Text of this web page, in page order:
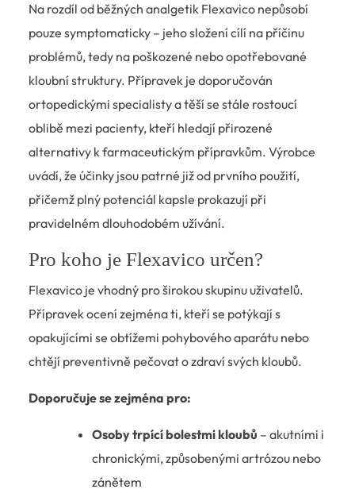
Na rozdíl od běžných analgetik Flexavico nepůsobí
pouze symptomaticky – jeho složení cílí na příčinu
problémů, tedy na poškozené nebo opotřebované
kloubní struktury. Přípravek je doporučován
ortopedickými specialisty a těší se stále rostoucí
oblibě mezi pacienty, kteří hledají přirozené
alternativy k farmaceutickým přípravkům. Výrobce
uvádí, že účinky jsou patrné již od prvního použití,
přičemž plný potenciál kapsle prokazují při
pravidelném dlouhodobém užívání.
Pro koho je Flexavico určen?
Flexavico je vhodný pro širokou skupinu uživatelů.
Přípravek ocení zejména ti, kteří se potýkají s
opakujícími se obtížemi pohybového aparátu nebo
chtějí preventivně pečovat o zdraví svých kloubů.
Doporučuje se zejména pro:
Osoby trpící bolestmi kloubů – akutními i
chronickými, způsobenými artrózou nebo
zánětem